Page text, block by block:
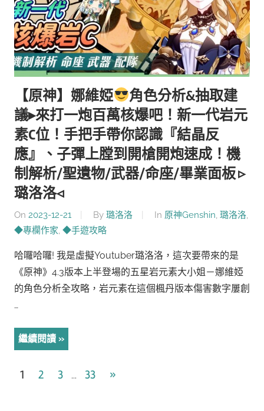
【原神】娜維婭
角色分析&抽取建
議▸來打一炮百萬核爆吧！新一代岩元
素C位！手把手帶你認識『結晶反
應』、子彈上膛到開槍開炮速成！機
制解析/聖遺物/武器/命座/畢業面板 ▹
璐洛洛◃
On 2023-12-21 By 璐洛洛 In 原神Genshin, 璐洛洛,
◆專欄作家, ◆手遊攻略
哈囉哈囉! 我是虛擬Youtuber璐洛洛，這次要帶來的是
《原神》4.3版本上半登場的五星岩元素大小姐－娜維婭
的角色分析全攻略，岩元素在這個楓丹版本傷害數字屢創
…
繼續閱讀
文
1 2 3 ... 33
Next
»